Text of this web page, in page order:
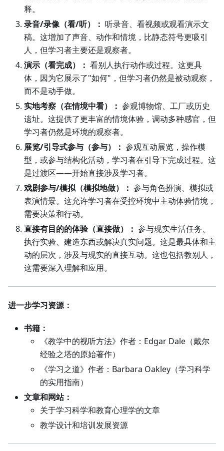
释。
录音/录像（看/听）： 听录音、看视频或观看演示文
稿。这增加了声音、动作和情境，比静态符号更吸引
人，但学习者主要还是观察者。
演示（看完成）： 看别人执行动作或过程。这更具
体，因为它展示了"如何"，但学习者仍然是被动观察，
而不是动手做。
实地考察（在情境中看）： 参观博物馆、工厂或历史
遗址。这提供了更丰富的情境体验，调动多种感官，但
学习者仍然是环境的观察者。
展览/引导式参与（参与）： 参观互动展览，操作模
型，或参与结构化活动，学习者在引导下完成过程。这
是过渡区——开始直接涉及学习者。
戏剧参与/模拟（模拟地做）： 参与角色扮演、模拟或
表演情景。这允许学习者在受控环境中主动体验情境，
需要决策和行动。
直接有目的的体验（直接做）： 参与现实生活任务、
执行实验、建造东西或解决真实问题。这是最具体和主
动的层次，涉及与现实的直接互动。这也包括教别人，
这需要深入理解和应用。
进一步学习资源：
书籍：
《教学中的视听方法》作者：Edgar Dale（戴尔
经验之塔的原始著作）
《学习之道》作者：Barbara Oakley（学习科学
的实用指南）
文章和网站：
关于学习科学和教育心理学的文章
教学设计和培训发展资源